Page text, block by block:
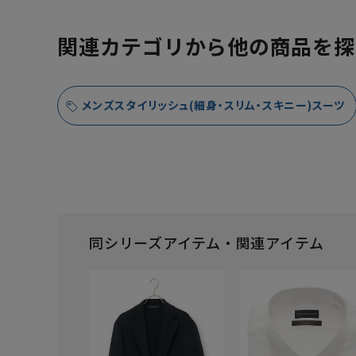
関連カテゴリから他の商品を
メンズスタイリッシュ(細身・スリム・スキニー)スーツ
同シリーズアイテム・関連アイテム